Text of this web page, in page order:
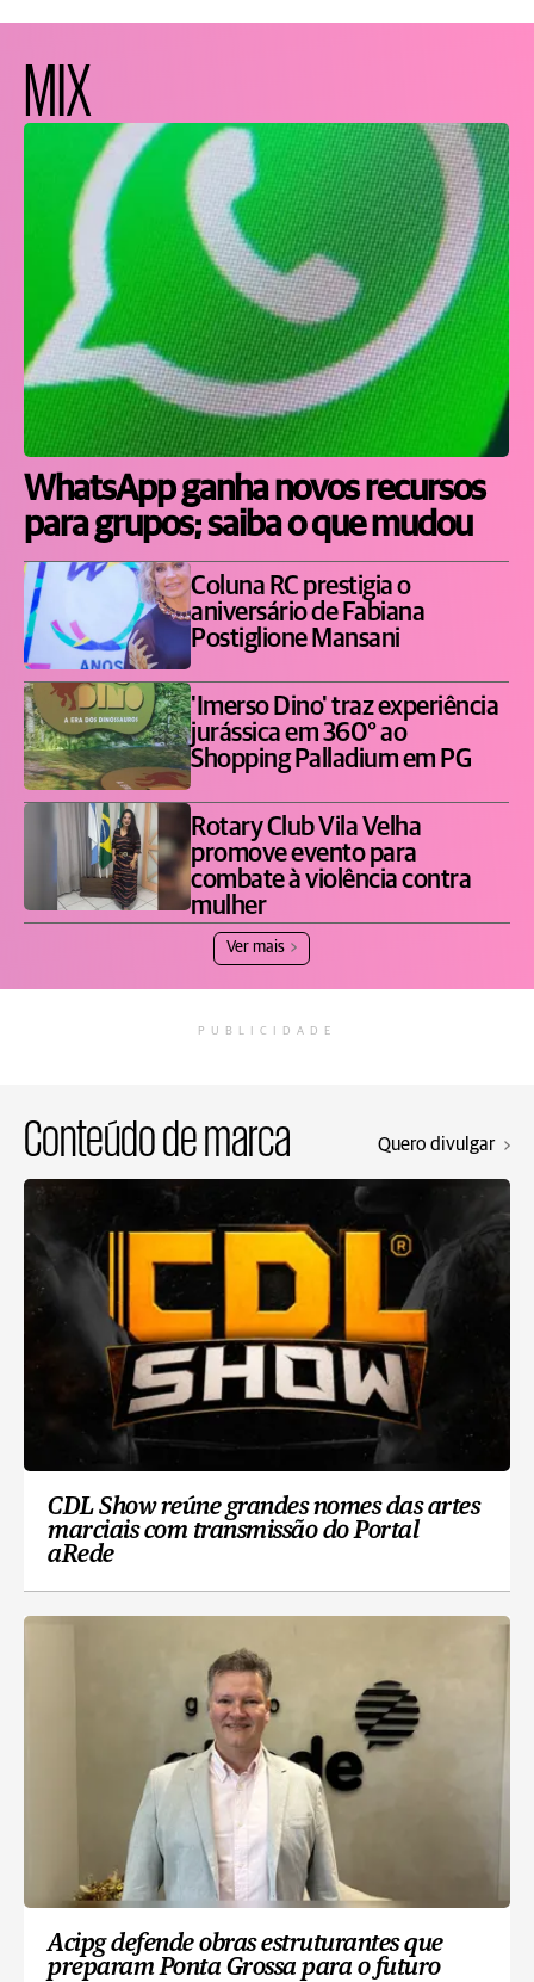
MIX
WhatsApp ganha novos recursos
para grupos; saiba o que mudou
Coluna RC prestigia o
aniversário de Fabiana
Postiglione Mansani
'Imerso Dino' traz experiência
jurássica em 360° ao
Shopping Palladium em PG
Rotary Club Vila Velha
promove evento para
combate à violência contra
mulher
Ver mais
PUBLICIDADE
Conteúdo de marca Quero divulgar
CDL Show reúne grandes nomes das artes
marciais com transmissão do Portal
aRede
Acipg defende obras estruturantes que
preparam Ponta Grossa para o futuro